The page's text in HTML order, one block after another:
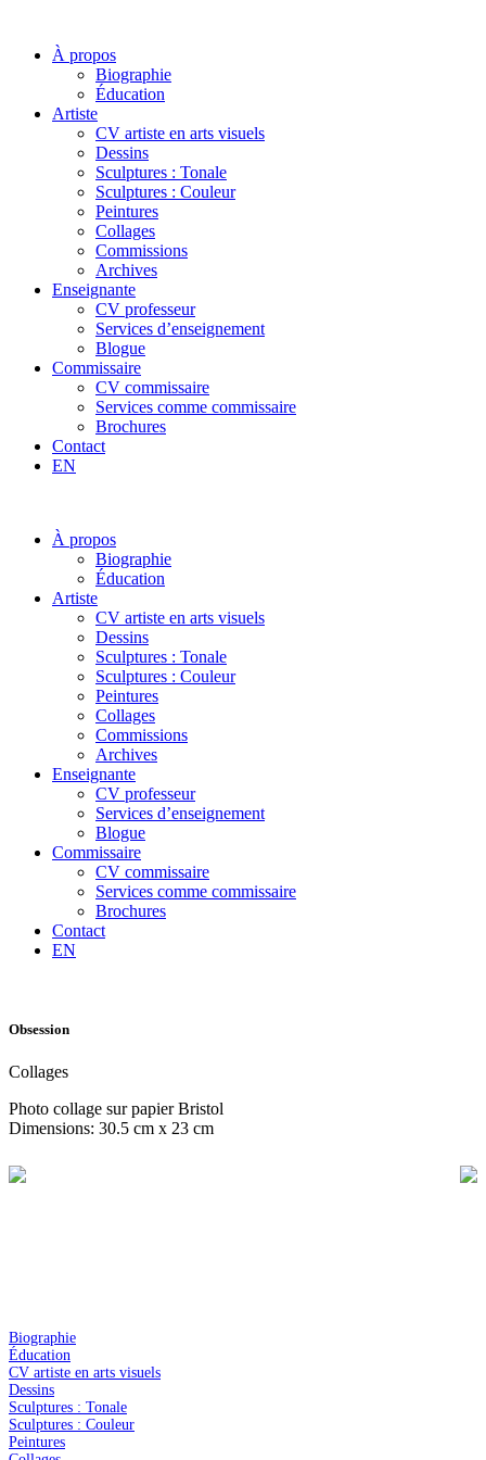
À propos
Biographie
Éducation
Artiste
CV artiste en arts visuels
Dessins
Sculptures : Tonale
Sculptures : Couleur
Peintures
Collages
Commissions
Archives
Enseignante
CV professeur
Services d’enseignement
Blogue
Commissaire
CV commissaire
Services comme commissaire
Brochures
Contact
EN
À propos
Biographie
Éducation
Artiste
CV artiste en arts visuels
Dessins
Sculptures : Tonale
Sculptures : Couleur
Peintures
Collages
Commissions
Archives
Enseignante
CV professeur
Services d’enseignement
Blogue
Commissaire
CV commissaire
Services comme commissaire
Brochures
Contact
EN
Obsession
Collages
Photo collage sur papier Bristol
Dimensions: 30.5 cm x 23 cm
Biographie
Éducation
CV artiste en arts visuels
Dessins
Sculptures : Tonale
Sculptures : Couleur
Peintures